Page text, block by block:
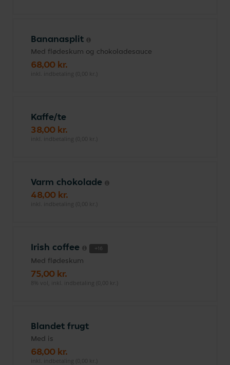
Bananasplit
Med flødeskum og chokoladesauce
68,00 kr.
inkl. indbetaling (0,00 kr.)
Kaffe/te
38,00 kr.
inkl. indbetaling (0,00 kr.)
Varm chokolade
48,00 kr.
inkl. indbetaling (0,00 kr.)
Irish coffee +16
Med flødeskum
75,00 kr.
8% vol, inkl. indbetaling (0,00 kr.)
Blandet frugt
Med is
68,00 kr.
inkl. indbetaling (0,00 kr.)